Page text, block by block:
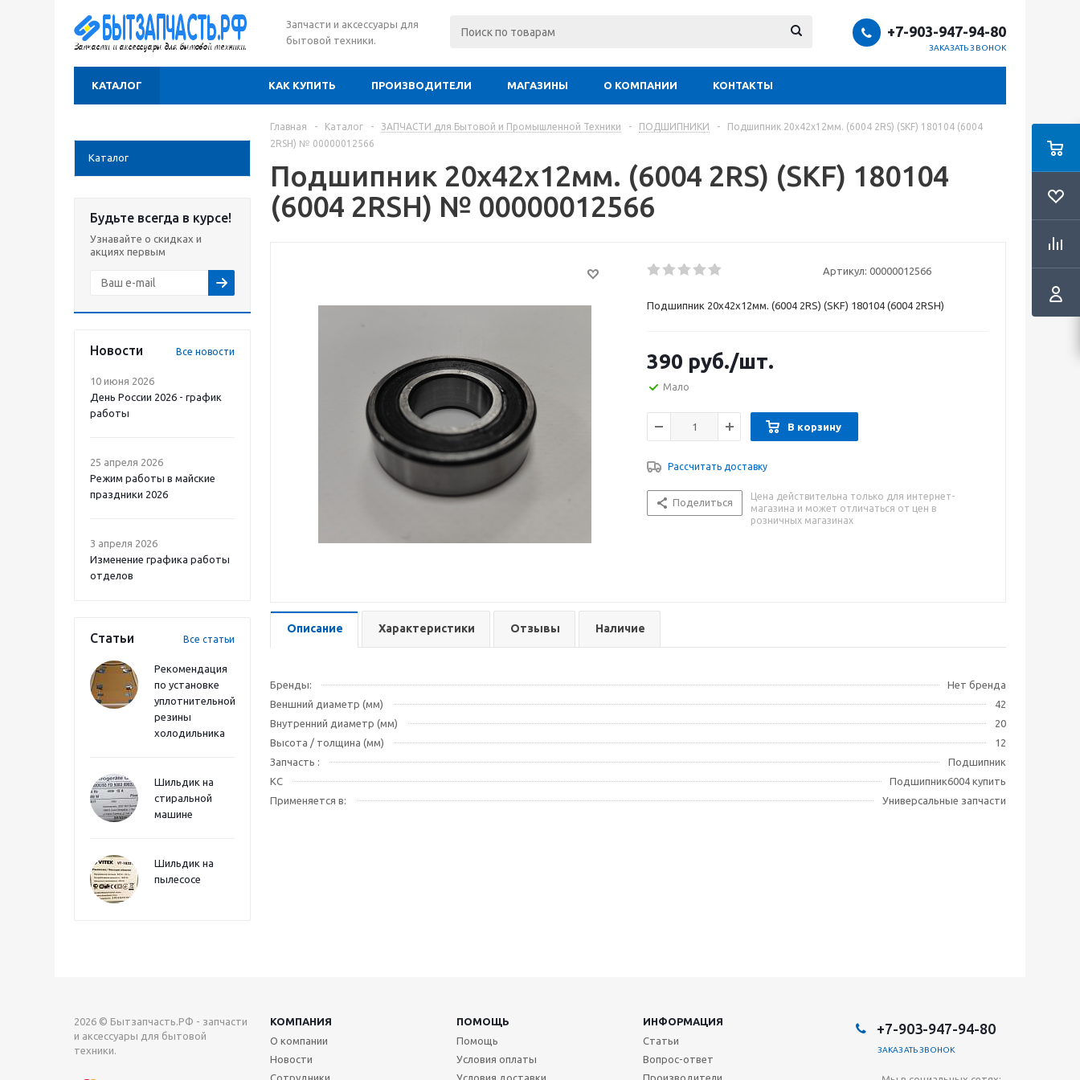
Запчасти и аксессуары для
бытовой техники.
+7-903-947-94-80
ЗАКАЗАТЬ ЗВОНОК
КАТАЛОГ КАК КУПИТЬ ПРОИЗВОДИТЕЛИ МАГАЗИНЫ О КОМПАНИИ КОНТАКТЫ
Каталог
Будьте всегда в курсе!
Узнавайте о скидках и
акциях первым
Новости Все новости
10 июня 2026
День России 2026 - график
работы
25 апреля 2026
Режим работы в майские
праздники 2026
3 апреля 2026
Изменение графика работы
отделов
Статьи Все статьи
Рекомендация
по установке
уплотнительной
резины
холодильника
Шильдик на
стиральной
машине
Шильдик на
пылесосе
Главная - Каталог - ЗАПЧАСТИ для Бытовой и Промышленной Техники - ПОДШИПНИКИ -
Подшипник 20х42х12мм. (6004 2RS) (SKF) 180104 (6004
2RSH) № 00000012566
Подшипник 20х42х12мм. (6004 2RS) (SKF) 180104
(6004 2RSH) № 00000012566
Артикул: 00000012566
Подшипник 20х42х12мм. (6004 2RS) (SKF) 180104 (6004 2RSH)
390 руб./шт.
Мало
В корзину
Рассчитать доставку
Поделиться
Цена действительна только для интернет-
магазина и может отличаться от цен в
розничных магазинах
Описание Характеристики Отзывы Наличие
Бренды:
Нет бренда
Веншний диаметр (мм)
42
Внутренний диаметр (мм)
20
Высота / толщина (мм)
12
Запчасть :
Подшипник
КС
Подшипник6004 купить
Применяется в:
Универсальные запчасти
2026 © Бытзапчасть.РФ - запчасти
и аксессуары для бытовой
техники.
КОМПАНИЯ ПОМОЩЬ
ИНФОРМАЦИЯ
О компании
Новости
Сотрудники
Помощь
Условия оплаты
Условия доставки
Статьи
Вопрос-ответ
Производители
+7-903-947-94-80
ЗАКАЗАТЬ ЗВОНОК